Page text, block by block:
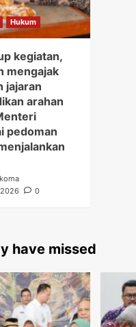
Hukum
kegiatan,
mengajak
jajaran
arahan
pedoman
0
have missed